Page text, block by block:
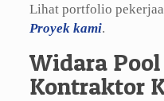
Lihat portfolio
Proyek kami.
Widara Pool
Kontraktor